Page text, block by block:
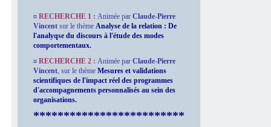
¤ RECHERCHE 1 : Animée par Claude-Pierre
Vincent sur le thème Analyse de la relation : De
l'analyqse du discours à l'étude des modes
comportementaux.
¤ RECHERCHE 2 : Animée par Claude-Pierre
Vincent sur le thème Mesures et validations
scientifiques de l'impact réel des programmes
d'accompagnements personnalisés au sein des
organisations.
*************************